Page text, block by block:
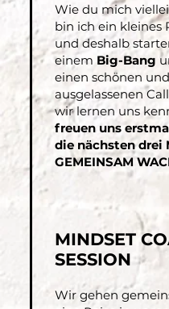
MINDSET
SESSION
Wir gehen
Wie du mich
bin ich ein kleines
und deshalb
einem Big-Bang
einen schönen und
ausgelassenen
wir lernen uns
freuen uns
die nächsten drei
GEMEINSAM